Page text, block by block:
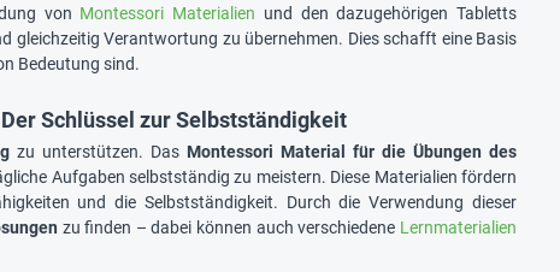
von Montessori Materialien und den dazugehörigen Tabletts
gleichzeitig Verantwortung zu übernehmen. Dies schafft eine Basis
Bedeutung sind.
Schlüssel zur Selbstständigkeit
zu unterstützen. Das Montessori Material für die Übungen des
Aufgaben selbstständig zu meistern. Diese Materialien fördern
und die Selbstständigkeit. Durch die Verwendung dieser
zu finden – dabei können auch verschiedene Lernmaterialien